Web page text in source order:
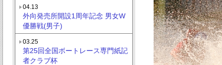
04.13
外向発売所開設1周年記念 男女W
優勝戦(男子)
03.25
第25回全国ボートレース専門紙記
者クラブ杯